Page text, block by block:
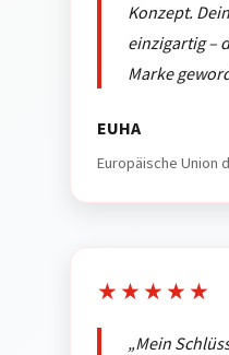
Konzept.
einzigartig –
Marke
EUHA
Europäische Union
★★★★★
„Mein